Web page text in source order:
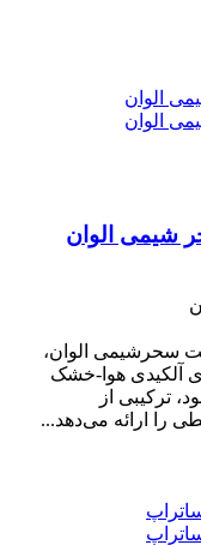
شیمی الوان
سحرشیمی الوان،
آلکیدی هوا-خشک
ترکیبی از
را ارائه می‌دهد...